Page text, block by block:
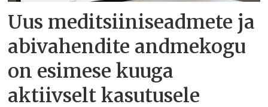
Uus meditsiiniseadmete ja
abivahendite andmekogu
on esimese kuuga
aktiivselt kasutusele